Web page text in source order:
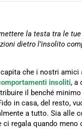
la testa tra le
dietro l’insolito
che i nostri amici
insoliti, a
il benché
in casa, del resto,
a tutto. Sia alle
ci regala quando meno